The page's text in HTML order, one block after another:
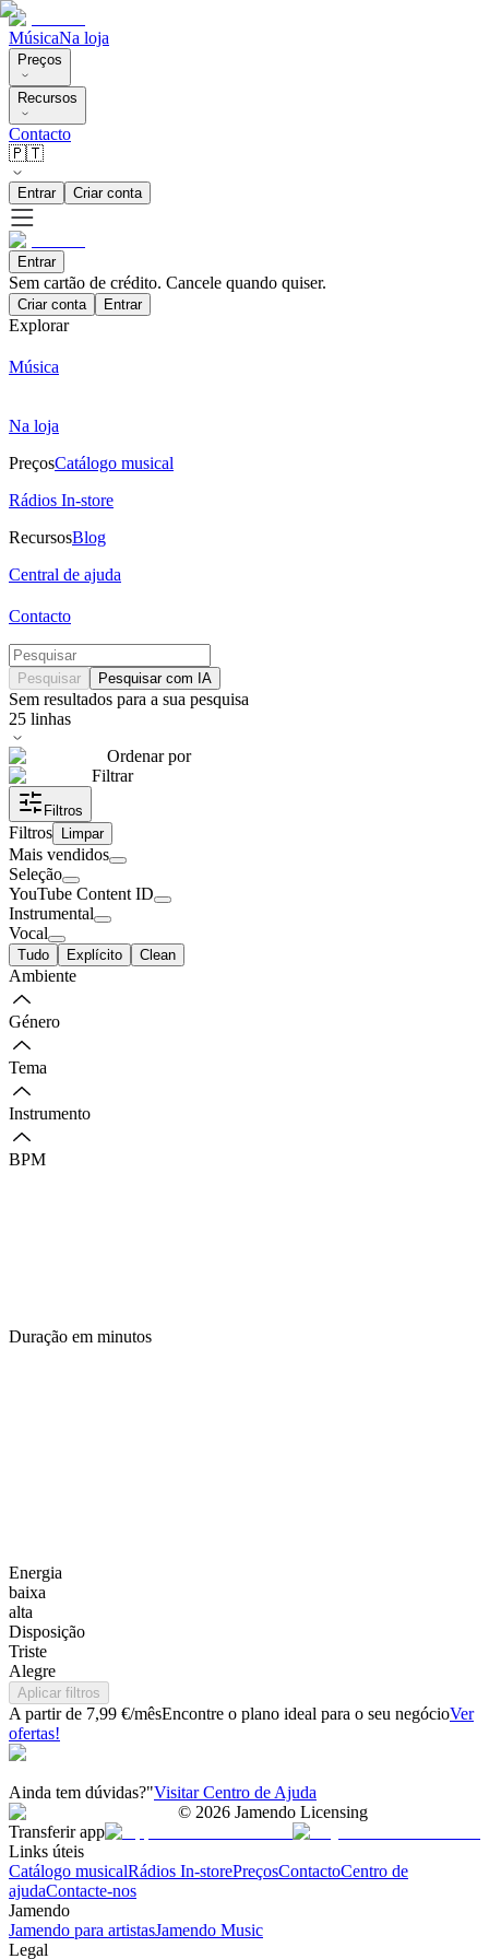
MúsicaNa loja
Preços
Recursos
Contacto
🇵🇹
Entrar Criar conta
Entrar
Sem cartão de crédito. Cancele quando quiser.
Criar conta Entrar
Explorar
Música
Na loja
PreçosCatálogo musical
Rádios In-store
RecursosBlog
Central de ajuda
Contacto
Pesquisar Pesquisar com IA
Sem resultados para a sua pesquisa
25 linhas
Ordenar por
Filtrar
Filtros
Filtros Limpar
Mais vendidos
Seleção
YouTube Content ID
Instrumental
Vocal
Tudo Explícito Clean
Ambiente
Género
Tema
Instrumento
BPM
Duração em minutos
Energia
baixa
alta
Disposição
Triste
Alegre
Aplicar filtros
A partir de 7,99 €/mêsEncontre o plano ideal para o seu negócioVer
ofertas!
Ainda tem dúvidas?"Visitar Centro de Ajuda
© 2026 Jamendo Licensing
Transferir app
Links úteis
Catálogo musicalRádios In-storePreçosContactoCentro de
ajudaContacte-nos
Jamendo
Jamendo para artistasJamendo Music
Legal